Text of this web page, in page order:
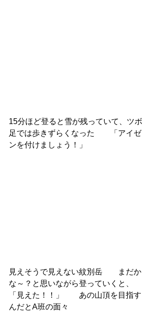
15分ほど登ると雪が残っていて、ツボ
足では歩きずらくなった　　「アイゼ
ンを付けましょう！」
見えそうで見えない紋別岳　　まだか
な～？と思いながら登っていくと、
「見えた！！」　　あの山頂を目指す
んだとA班の面々